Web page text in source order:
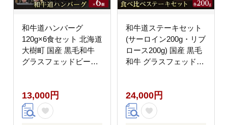
和牛道ハンバーグ
120g×6食セット 北海道
大樹町 国産 黒毛和牛
グラスフェッドビーフ
13,000円
和牛道ステーキセット
(サーロイン200g・リブ
ロース200g) 国産 黒毛
和牛 グラスフェッドビ
24,000円